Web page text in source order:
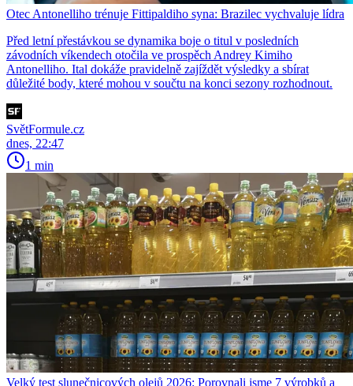
Otec Antonelliho trénuje Fittipaldiho syna: Brazilec vychvaluje lídra
Před letní přestávkou se dynamika boje o titul v posledních
závodních víkendech otočila ve prospěch Andrey Kimiho
Antonelliho. Ital dokáže pravidelně zajíždět výsledky a sbírat
důležité body, které mohou v součtu na konci sezony rozhodnout.
SvětFormule.cz
dnes, 22:47
1 min
Velký test slunečnicových olejů 2026: Porovnali jsme 7 výrobků a